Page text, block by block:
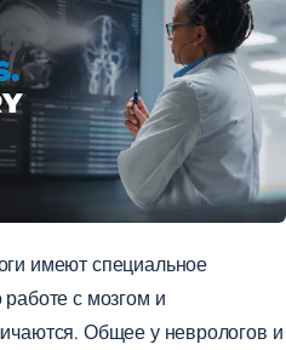
имеют специальное
с мозгом и
Общее у неврологов и